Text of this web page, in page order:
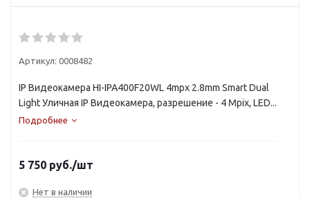
Артикул: 0008482
IP Видеокамера HI-IPA400F20WL 4mpx 2.8mm Smart Dual
Light Уличная IP Видеокамера, разрешение - 4 Mpix, LED...
Подробнее
5 750 руб./шт
Нет в наличии